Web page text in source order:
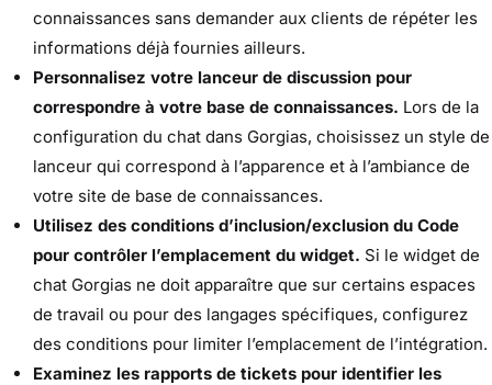
connaissances sans demander aux clients de répéter les
informations déjà fournies ailleurs.
Personnalisez votre lanceur de discussion pour
correspondre à votre base de connaissances. Lors de la
configuration du chat dans Gorgias, choisissez un style de
lanceur qui correspond à l’apparence et à l’ambiance de
votre site de base de connaissances.
Utilisez des conditions d’inclusion/exclusion du Code
pour contrôler l’emplacement du widget. Si le widget de
chat Gorgias ne doit apparaître que sur certains espaces
de travail ou pour des langages spécifiques, configurez
des conditions pour limiter l’emplacement de l’intégration.
Examinez les rapports de tickets pour identifier les